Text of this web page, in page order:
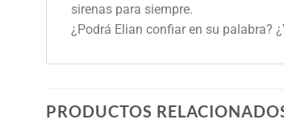
sirenas para siempre.
¿Podrá Elian confiar en su palabra?
PRODUCTOS